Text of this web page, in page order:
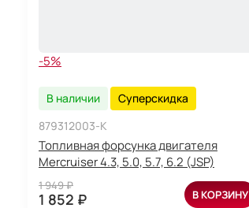
-5%
В наличии
Суперскидка
879312003-K
Топливная форсунка двигателя
Mercruiser 4.3, 5.0, 5.7, 6.2 (JSP)
1 949 ₽
1 852 ₽ В КОРЗИНУ